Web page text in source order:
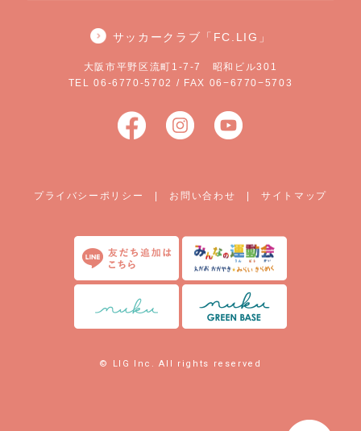
サッカークラブ「FC.LIG」
大阪市平野区流町1-7-7 昭和ビル301
TEL 06-6770-5702 / FAX 06−6770−5703
プライバシーポリシー | お問い合わせ |サイトマップ
© LIG Inc. All rights reserved